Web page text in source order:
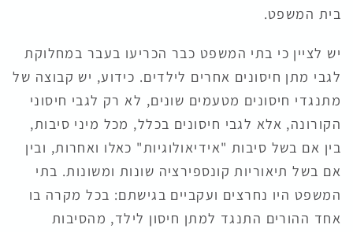
בית המשפט.
יש לציין כי בתי המשפט כבר הכריעו בעבר במחלוקת
לגבי מתן חיסונים אחרים לילדים. כידוע, יש קבוצה של
מתנגדי חיסונים מטעמים שונים, לא רק לגבי חיסוני
הקורונה, אלא לגבי חיסונים בכלל, מכל מיני סיבות,
בין אם בשל סיבות "אידיאולוגיות" כאלו ואחרות, ובין
אם בשל תיאוריות קונספירציה שונות ומשונות. בתי
המשפט היו נחרצים ועקביים בגישתם: בכל מקרה בו
אחד ההורים התנגד למתן חיסון לילד, מהסיבות